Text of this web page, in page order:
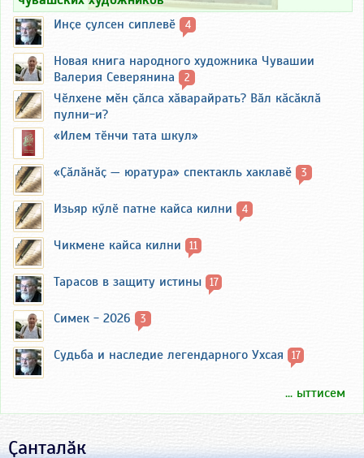
Инҫе ҫулсен сиплевӗ 4
Новая книга народного художника Чувашии
Валерия Северянина
2
Чӗлхене мӗн ҫӑлса хӑварайрать? Вӑл кӑсӑклӑ
пулни-и?
«Илем тӗнчи тата шкул»
«Ҫӑлӑнӑҫ — юратура» спектакль хаклавӗ 3
Изьяр кӳлӗ патне кайса килни 4
Чикмене кайса килни 11
Тарасов в защиту истины 17
Симек - 2026 3
Судьба и наследие легендарного Ухсая 17
... ыттисем
Ҫанталӑк